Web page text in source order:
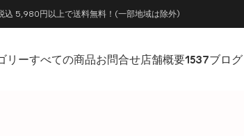
込 5,980円以上で送料無料！(一部地域は除外)
リーすべての商品お問合せ店舗概要1537ブログ